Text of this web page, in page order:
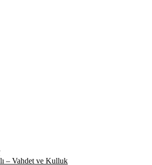
– Vahdet ve Kulluk